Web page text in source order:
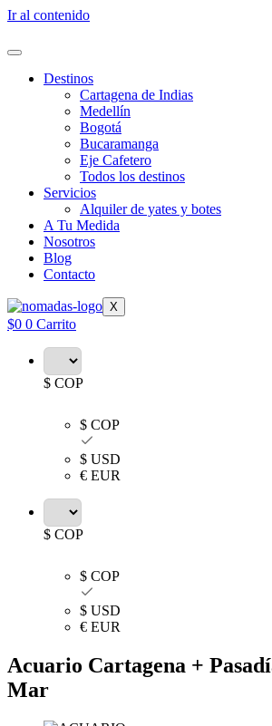
Ir al contenido
Destinos
Cartagena de Indias
Medellín
Bogotá
Bucaramanga
Eje Cafetero
Todos los destinos
Servicios
Alquiler de yates y botes
A Tu Medida
Nosotros
Blog
Contacto
X
$0 0 Carrito
$ COP
$ COP
$ USD
€ EUR
$ COP
$ COP
$ USD
€ EUR
Acuario Cartagena +
Mar